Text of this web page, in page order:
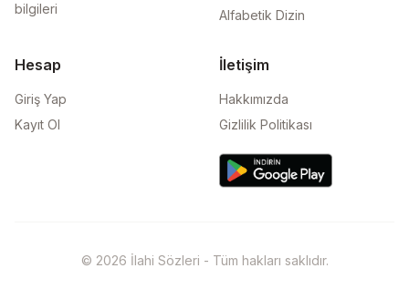
bilgileri
Alfabetik Dizin
Hesap
Giriş Yap
Kayıt Ol
İletişim
Hakkımızda
Gizlilik Politikası
© 2026 İlahi Sözleri - Tüm hakları saklıdır.